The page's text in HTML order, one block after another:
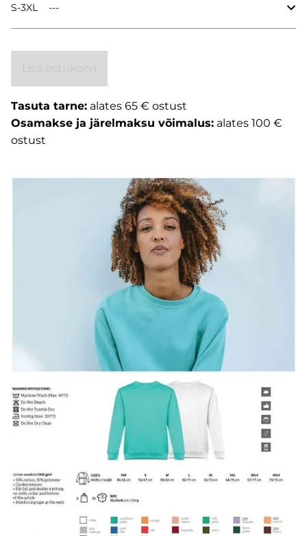
S-3XL
Tasuta tarne: alates 65 € ostust
Osamakse ja järelmaksu võimalus: alates 100 €
ostust